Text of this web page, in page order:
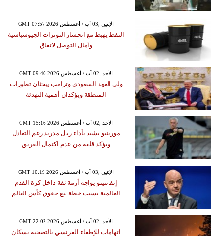
GMT 07:57 2026 الإثنين ,03 آب / أغسطس
النفط يهبط مع انحسار التوترات الجيوسياسية
وآمال التوصل لاتفاق
GMT 09:40 2026 الأحد ,02 آب / أغسطس
ولي العهد السعودي وترامب يبحثان تطورات
المنطقة ويؤكدان أهمية التهدئة
GMT 15:16 2026 الأحد ,02 آب / أغسطس
مورينيو يشيد بأداء ريال مدريد رغم التعادل
ويؤكد قلقه من عدم اكتمال الفريق
GMT 10:19 2026 الإثنين ,03 آب / أغسطس
إنفانتينو يواجه أزمة ثقة داخل كرة القدم
العالمية بسبب خطة بيع حقوق كأس العالم
GMT 22:02 2026 الأحد ,02 آب / أغسطس
اتهامات للإطفاء الفرنسي بالتضحية بسكان